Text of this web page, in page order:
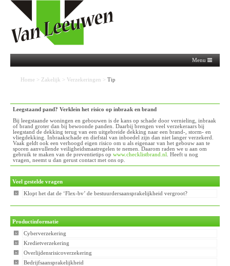
Menu
Home > Zakelijk > Verzekeringen > Tip
Leegstaand pand? Verklein het risico op inbraak en brand
Bij leegstaande woningen en gebouwen is de kans op schade door vernieling, inbraak
of brand groter dan bij bewoonde panden. Daarbij brengen veel verzekeraars bij
leegstand de dekking terug van een uitgebreide dekking naar een brand-, storm- en
vliegdekking. Inbraakschade en diefstal van inboedel zijn dan niet langer verzekerd.
Vaak geldt ook een verhoogd eigen risico om u als eigenaar van het gebouw aan te
sporen aanvullende veiligheidsmaatregelen te nemen. Daarom raden we u aan om
gebruik te maken van de preventietips op www.checklistbrand.nl
. Heeft u nog
vragen, neemt u dan gerust contact met ons op.
Veel gestelde vragen
Klopt het dat de ‘Flex-bv’ de bestuurdersaansprakelijkheid vergroot?
Productinformatie
Cyberverzekering
Kredietverzekering
Overlijdensrisicoverzekering
Bedrijfsaansprakelijkheid